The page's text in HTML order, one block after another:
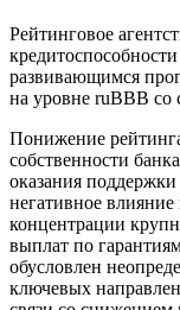
Рейтинговое
кредитоспособности
развивающимся
на уровне ruBBB со
Понижение
собственности
оказания
негативное
концентрации
выплат по
обусловлен
ключевых